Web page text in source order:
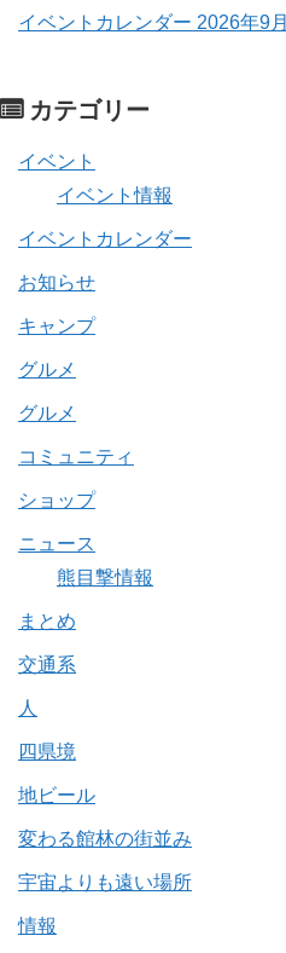
イベントカレンダー 2026年9月
カテゴリー
イベント
イベント情報
イベントカレンダー
お知らせ
キャンプ
グルメ
グルメ
コミュニティ
ショップ
ニュース
熊目撃情報
まとめ
交通系
人
四県境
地ビール
変わる館林の街並み
宇宙よりも遠い場所
情報